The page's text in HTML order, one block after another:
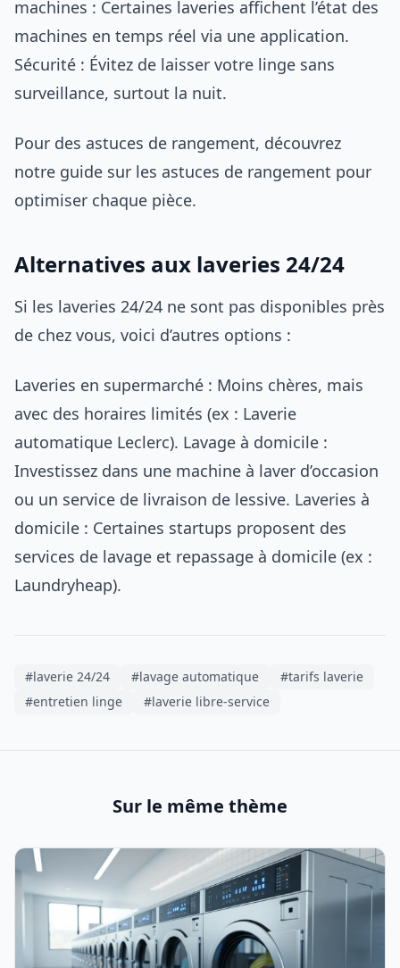
machines : Certaines laveries affichent l’état des
machines en temps réel via une application.
Sécurité : Évitez de laisser votre linge sans
surveillance, surtout la nuit.
Pour des astuces de rangement, découvrez
notre guide sur les astuces de rangement pour
optimiser chaque pièce.
Alternatives aux laveries 24/24
Si les laveries 24/24 ne sont pas disponibles près
de chez vous, voici d’autres options :
Laveries en supermarché : Moins chères, mais
avec des horaires limités (ex : Laverie
automatique Leclerc). Lavage à domicile :
Investissez dans une machine à laver d’occasion
ou un service de livraison de lessive. Laveries à
domicile : Certaines startups proposent des
services de lavage et repassage à domicile (ex :
Laundryheap).
#laverie 24/24 #lavage automatique
#tarifs laverie
#entretien linge
#laverie libre-service
Sur le même thème